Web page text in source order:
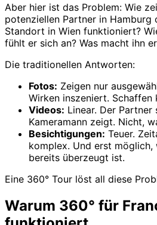
Aber hier ist das Problem: Wie
potenziellen Partner in Hamburg
Standort in Wien funktioniert?
fühlt er sich an? Was macht ihn
Die traditionellen Antworten:
Fotos: Zeigen nur
Wirken inszeniert. Schaffen
Videos: Linear. Der Partner
Kameramann zeigt. Nicht,
Besichtigungen: Teuer.
komplex. Und erst möglich,
bereits überzeugt ist.
Eine 360° Tour löst all diese
Warum 360° für